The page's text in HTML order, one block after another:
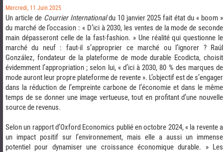
Mercredi, 11 Juin 2025
Un article de Courrier Internationaldu 10 janvier 2025 fait état du « boom »
du marché de l’occasion : « D’ici à 2030, les ventes de la mode de seconde
main dépasseront celle de la fast-fashion. »Une réalité qui questionne le
marché du neuf : faut-il s’approprier ce marché ou l’ignorer ? Raúl
González, fondateur de la plateforme de mode durable Ecodicta, choisit
évidemment l’appropriation ; selon lui, « d’ici à 2030, 80 % des marques de
mode auront leur propre plateforme de revente ». L’objectif est de s’engager
dans la réduction de l’empreinte carbone de l’économie et dans le même
temps de se donner une image vertueuse, tout en profitant d’une nouvelle
source de revenus.
Selon un rapport d’Oxford Economics publié en octobre 2024, « la revente a
un impact positif sur l’environnement, mais elle a aussi un immense
potentiel pour dynamiser une croissance économique durable. » Les